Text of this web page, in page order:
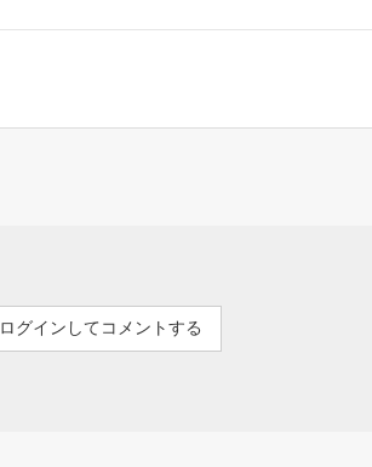
ログインしてコメントする